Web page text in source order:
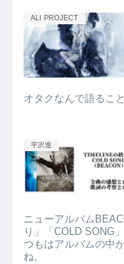
ALI PROJECT
オタクなんで語るこ
平沢進
ニューアルバム
り」「COLD SONG
つもはアルバムの中
ね。